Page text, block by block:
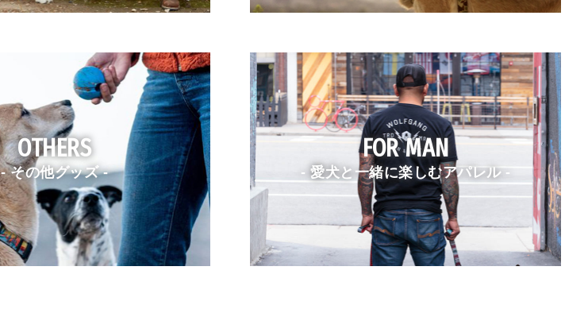
OTHERS
- その他グッズ -
FOR MAN
- 愛犬と一緒に楽しむアパレル -